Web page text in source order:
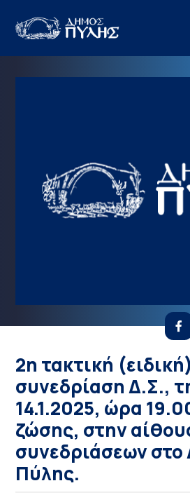
2η τακτική (ειδική)
συνεδρίαση Δ.Σ.,
14.1.2025, ώρα
ζώσης, στην
συνεδριάσεων στο
Πύλης.